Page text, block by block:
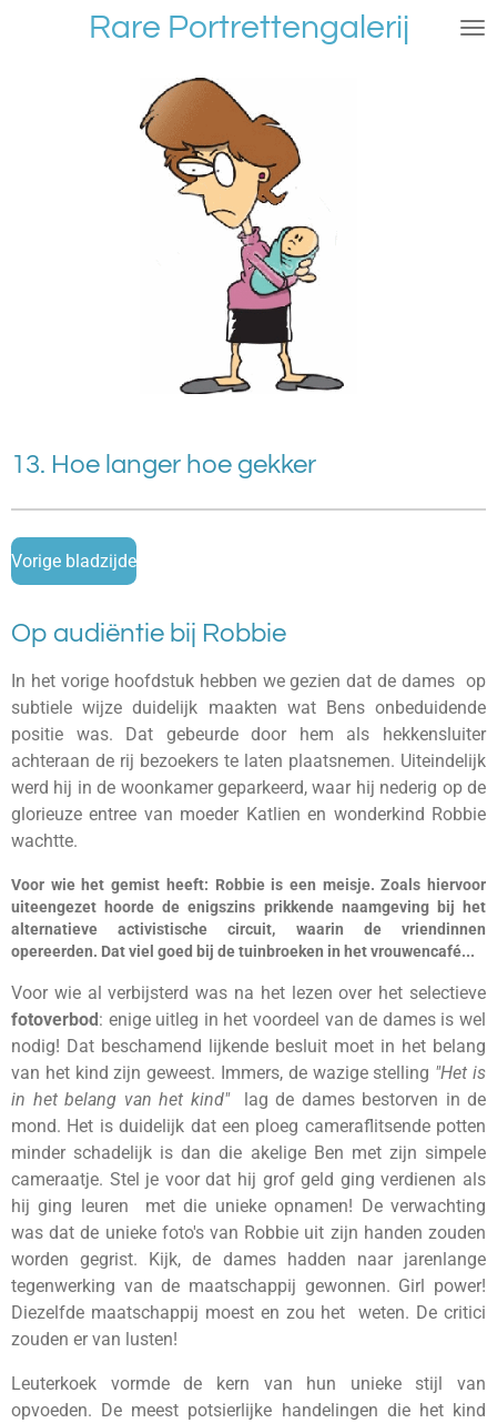
Rare Portrettengalerij
13. Hoe langer hoe gekker
Vorige bladzijde
Op audiëntie bij Robbie
In het vorige hoofdstuk hebben we gezien dat de dames op
subtiele wijze duidelijk maakten wat Bens onbeduidende
positie was. Dat gebeurde door hem als hekkensluiter
achteraan de rij bezoekers te laten plaatsnemen. Uiteindelijk
werd hij in de woonkamer geparkeerd, waar hij nederig op de
glorieuze entree van moeder Katlien en wonderkind Robbie
wachtte.
Voor wie het gemist heeft: Robbie is een meisje. Zoals hiervoor
uiteengezet hoorde de enigszins prikkende naamgeving bij het
alternatieve activistische circuit, waarin de vriendinnen
opereerden. Dat viel goed bij de tuinbroeken in het vrouwencafé...
Voor wie al verbijsterd was na het lezen over het selectieve
fotoverbod: enige uitleg in het voordeel van de dames is wel
nodig! Dat beschamend lijkende besluit moet in het belang
van het kind zijn geweest. Immers, de wazige stelling "Het is
in het belang van het kind"lag de dames bestorven in de
mond. Het is duidelijk dat een ploeg cameraflitsende potten
minder schadelijk is dan die akelige Ben met zijn simpele
cameraatje. Stel je voor dat hij grof geld ging verdienen als
hij ging leuren met die unieke opnamen! De verwachting
was dat de unieke foto's van Robbie uit zijn handen zouden
worden gegrist. Kijk, de dames hadden naar jarenlange
tegenwerking van de maatschappij gewonnen. Girl power!
Diezelfde maatschappij moest en zou het weten. De critici
zouden er van lusten!
Leuterkoek vormde de kern van hun unieke stijl van
opvoeden. De meest potsierlijke handelingen die het kind